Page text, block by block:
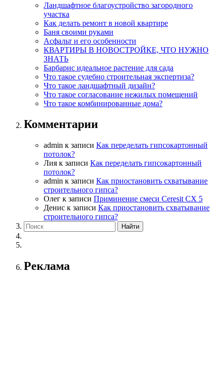
Ландшафтное благоустройство загородного
участка
Как делать ремонт в новой квартире
Баня своими руками
Асфальт и его особенности
КВАРТИРЫ В НОВОСТРОЙКЕ, ЧТО НУЖНО
ЗНАТЬ
Барбарис идеальное растение для сада
Что такое судебно строительная экспертиза?
Что такое ландшафтный дизайн?
Что такое согласование нежилых помещений
Что такое комбинированные дома?
Комментарии
admin к записи Как переделать гипсокартонный
потолок?
Лия к записи Как переделать гипсокартонный
потолок?
admin к записи Как приостановить схватывание
строительного гипса?
Олег к записи Приминение смеси Ceresit СХ 5
Денис к записи Как приостановить схватывание
строительного гипса?
Реклама